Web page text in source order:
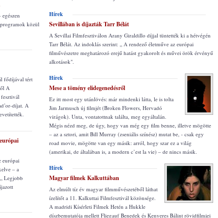
közül
fődíjával tért
A
díjat. A
európai
– a
Legjobb
Hírek
Sevillában is díjazták Tarr Bélát
A Sevillai Filmfesztiválon Arany Giraldillo díjjal tüntették ki a hétvégén
Tarr Bélát. Az indoklás szerint: „ A rendező életműve az európai
filművészetre meghatározó erejű hatást gyakorolt és művei örök érvényű
alkotások".
Hírek
Mese a tömény elidegenedésről
Ez itt most egy utánlövés: már mindenki látta, le is tolta
Jim Jarmusch új filmjét (Broken Flowers, Hervadó
virágok). Unta, vontatottnak találta, meg egyáltalán.
Mégis nézd meg, de úgy, hogy van még egy film benne, illetve mögötte
– az a sztori, amit Bill Murray (zseniális színész) mutat be, - csak egy
road movie, mögötte van egy másik: arról, hogy szar ez a világ
(amerikai, de általában is, a modern c’est la vie) – de nincs másik.
Hírek
Magyar filmek Kalkuttában
Az elmúlt tíz év magyar filmművészetéből láthat
ízelítőt a 11. Kalkuttai Filmfesztivál közönsége.
A madridi Kísérleti Filmek Hetén a Hukkle
díszbemutatója mellett Fliegauf Benedek és Kenyeres Bálint rövidfilmjei